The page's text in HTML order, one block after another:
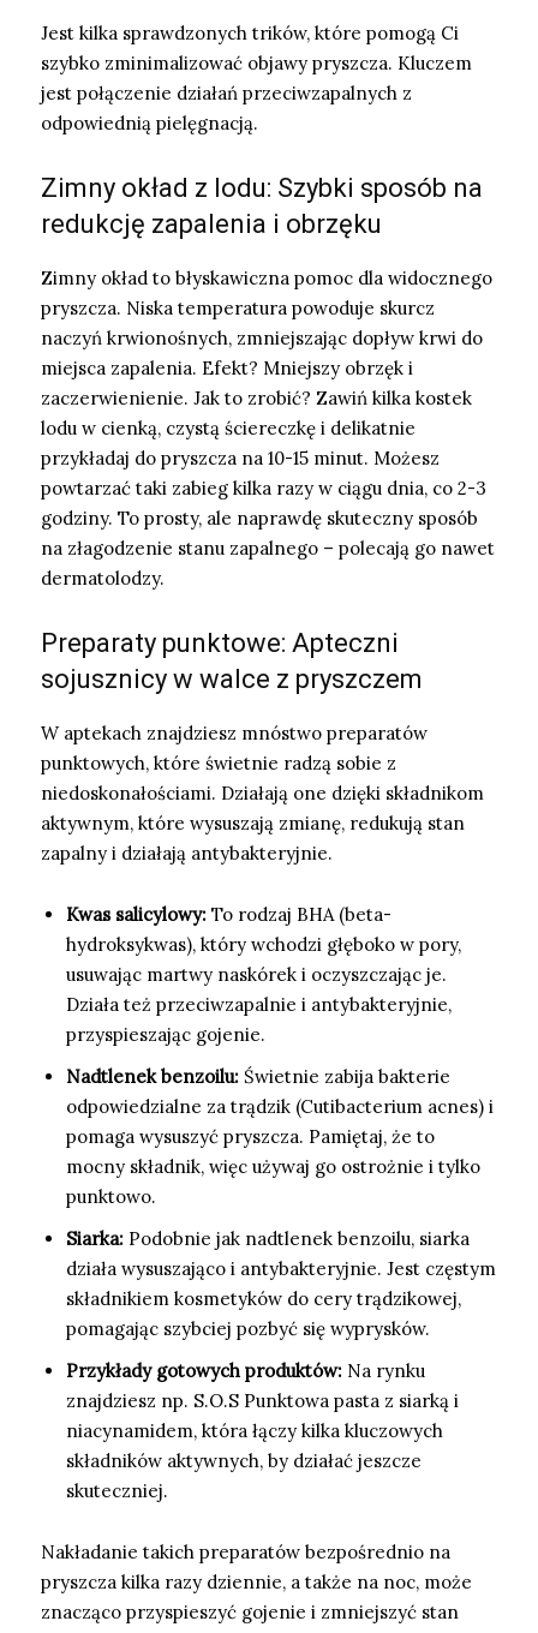
Jest kilka sprawdzonych trików, które pomogą Ci
szybko zminimalizować objawy pryszcza. Kluczem
jest połączenie działań przeciwzapalnych z
odpowiednią pielęgnacją.
Zimny okład z lodu: Szybki sposób na
redukcję zapalenia i obrzęku
Zimny okład to błyskawiczna pomoc dla widocznego
pryszcza. Niska temperatura powoduje skurcz
naczyń krwionośnych, zmniejszając dopływ krwi do
miejsca zapalenia. Efekt? Mniejszy obrzęk i
zaczerwienienie. Jak to zrobić? Zawiń kilka kostek
lodu w cienką, czystą ściereczkę i delikatnie
przykładaj do pryszcza na 10-15 minut. Możesz
powtarzać taki zabieg kilka razy w ciągu dnia, co 2-3
godziny. To prosty, ale naprawdę skuteczny sposób
na złagodzenie stanu zapalnego – polecają go nawet
dermatolodzy.
Preparaty punktowe: Apteczni
sojusznicy w walce z pryszczem
W aptekach znajdziesz mnóstwo preparatów
punktowych, które świetnie radzą sobie z
niedoskonałościami. Działają one dzięki składnikom
aktywnym, które wysuszają zmianę, redukują stan
zapalny i działają antybakteryjnie.
Kwas salicylowy: To rodzaj BHA (beta-
hydroksykwas), który wchodzi głęboko w pory,
usuwając martwy naskórek i oczyszczając je.
Działa też przeciwzapalnie i antybakteryjnie,
przyspieszając gojenie.
Nadtlenek benzoilu: Świetnie zabija bakterie
odpowiedzialne za trądzik (Cutibacterium acnes) i
pomaga wysuszyć pryszcza. Pamiętaj, że to
mocny składnik, więc używaj go ostrożnie i tylko
punktowo.
Siarka: Podobnie jak nadtlenek benzoilu, siarka
działa wysuszająco i antybakteryjnie. Jest częstym
składnikiem kosmetyków do cery trądzikowej,
pomagając szybciej pozbyć się wyprysków.
Przykłady gotowych produktów: Na rynku
znajdziesz np. S.O.S Punktowa pasta z siarką i
niacynamidem, która łączy kilka kluczowych
składników aktywnych, by działać jeszcze
skuteczniej.
Nakładanie takich preparatów bezpośrednio na
pryszcza kilka razy dziennie, a także na noc, może
znacząco przyspieszyć gojenie i zmniejszyć stan